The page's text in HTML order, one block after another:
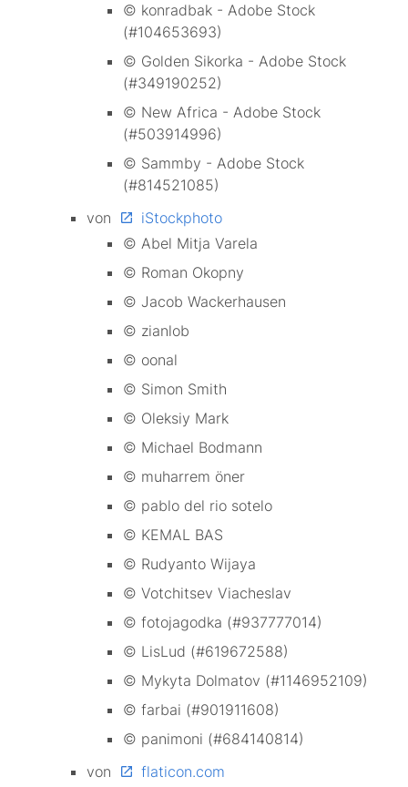
© konradbak - Adobe Stock
(#104653693)
© Golden Sikorka - Adobe Stock
(#349190252)
© New Africa - Adobe Stock
(#503914996)
© Sammby - Adobe Stock
(#814521085)
von
iStockphoto
© Abel Mitja Varela
© Roman Okopny
© Jacob Wackerhausen
© zianlob
© oonal
© Simon Smith
© Oleksiy Mark
© Michael Bodmann
© muharrem öner
© pablo del rio sotelo
© KEMAL BAS
© Rudyanto Wijaya
© Votchitsev Viacheslav
© fotojagodka (#937777014)
© LisLud (#619672588)
© Mykyta Dolmatov (#1146952109)
© farbai (#901911608)
© panimoni (#684140814)
von
flaticon.com